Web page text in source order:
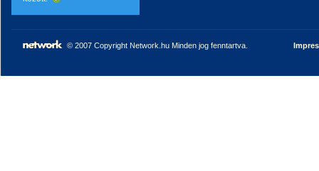
© 2007 Copyright Network.hu Minden jog fenntartva.